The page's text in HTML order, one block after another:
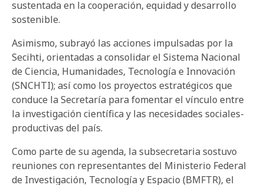
sustentada en la cooperación, equidad y desarrollo
sostenible.
Asimismo, subrayó las acciones impulsadas por la
Secihti, orientadas a consolidar el Sistema Nacional
de Ciencia, Humanidades, Tecnología e Innovación
(SNCHTI); así como los proyectos estratégicos que
conduce la Secretaría para fomentar el vínculo entre
la investigación científica y las necesidades sociales-
productivas del país.
Como parte de su agenda, la subsecretaria sostuvo
reuniones con representantes del Ministerio Federal
de Investigación, Tecnología y Espacio (BMFTR), el